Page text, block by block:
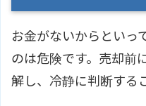
お金がないからといっ
のは危険です。売却前
解し、冷静に判断する